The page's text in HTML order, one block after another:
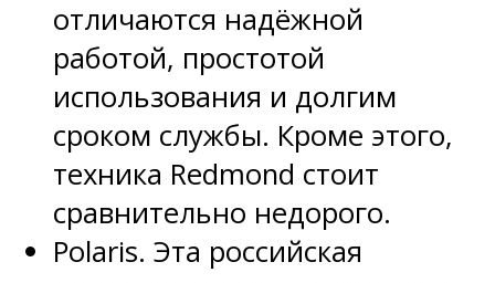
отличаются надёжной
работой, простотой
использования и долгим
сроком службы. Кроме этого,
техника Redmond стоит
сравнительно недорого.
Polaris. Эта российская